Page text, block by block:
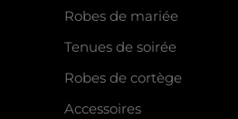
Robes de mariée
Tenues de soirée
Robes de cortège
Accessoires